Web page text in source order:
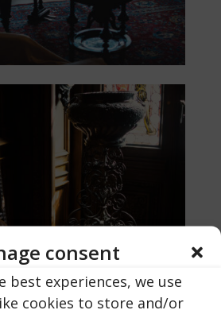
consent
best experiences, we use
cookies to store and/or